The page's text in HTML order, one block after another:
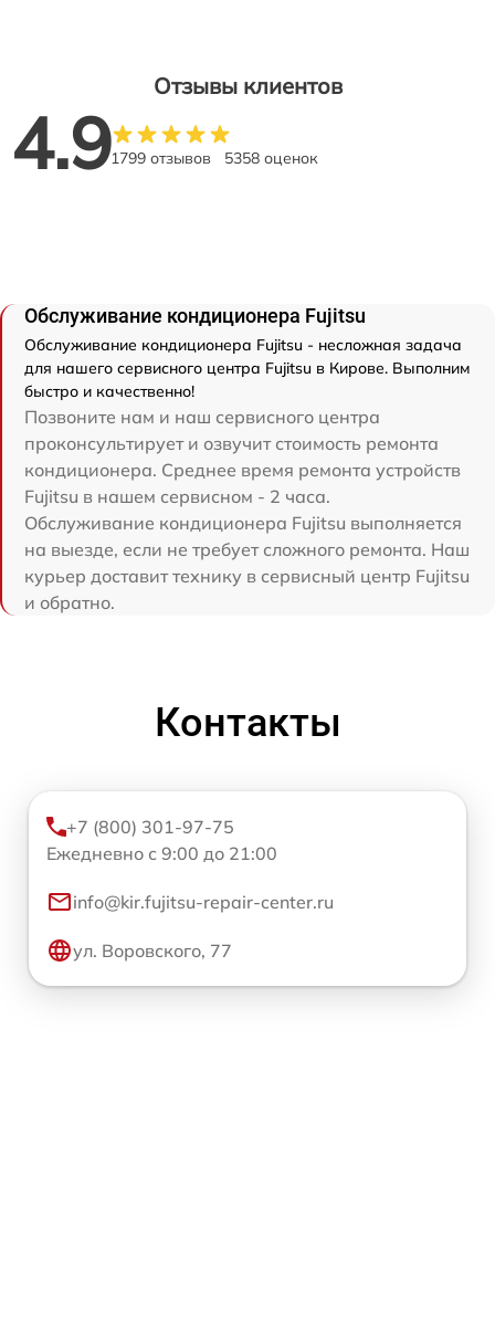
Отзывы клиентов
4.91799 отзывов 5358 оценок
Обслуживание кондиционера Fujitsu
Обслуживание кондиционера Fujitsu - несложная задача
для нашего сервисного центра Fujitsu в Кирове. Выполним
быстро и качественно!
Позвоните нам и наш сервисного центра
проконсультирует и озвучит стоимость ремонта
кондиционера. Среднее время ремонта устройств
Fujitsu в нашем сервисном - 2 часа.
Обслуживание кондиционера Fujitsu выполняется
на выезде, если не требует сложного ремонта. Наш
курьер доставит технику в сервисный центр Fujitsu
и обратно.
Контакты
+7 (800) 301-97-75
Ежедневно с 9:00 до 21:00
info@kir.fujitsu-repair-center.ru
ул. Воровского, 77